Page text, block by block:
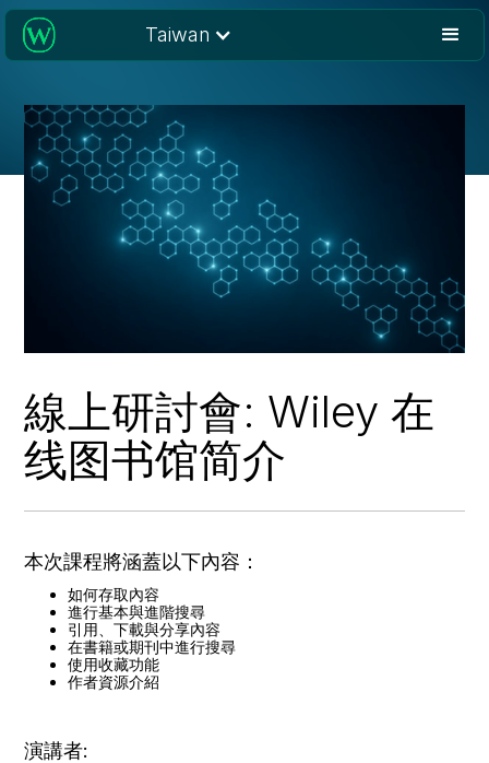
Taiwan
線上研討會: Wiley 在
线图书馆简介
本次課程將涵蓋以下內容：
如何存取內容
進行基本與進階搜尋
引用、下載與分享內容
在書籍或期刊中進行搜尋
使用收藏功能
作者資源介紹
演講者: